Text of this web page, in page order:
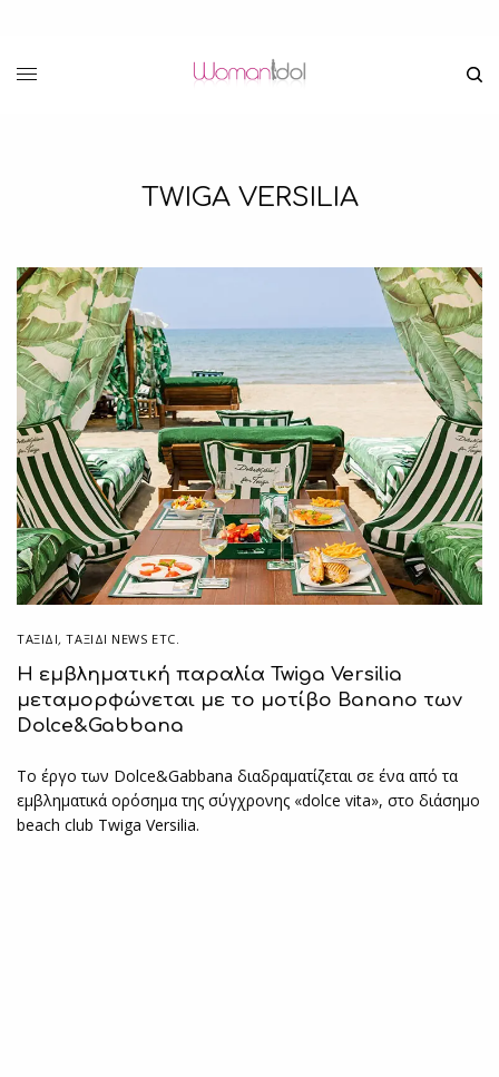
TWIGA VERSILIA
ΤΑΞΙΔΙ,ΤΑΞΊΔΙ NEWS ETC.
Η εμβληματική παραλία Twiga Versilia
μεταμορφώνεται με το μοτίβο Banano των
Dolce&Gabbana
Το έργο των Dolce&Gabbana διαδραματίζεται σε ένα από τα
εμβληματικά ορόσημα της σύγχρονης «dolce vita», στο διάσημο
beach club Twiga Versilia.